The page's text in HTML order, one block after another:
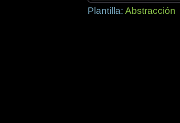
Plantilla: Abstracción